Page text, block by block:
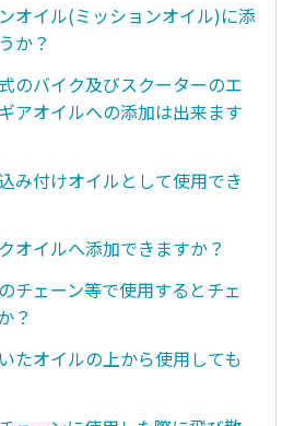
オイル(ミッションオイル)に添
か？
のバイク及びスクーターのエ
アオイルへの添加は出来ます
み付けオイルとして使用でき
オイルへ添加できますか？
チェーン等で使用するとチェ
？
たオイルの上から使用しても